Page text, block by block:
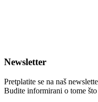
Newsletter
Pretplatite se na naš
Budite informirani o tome što